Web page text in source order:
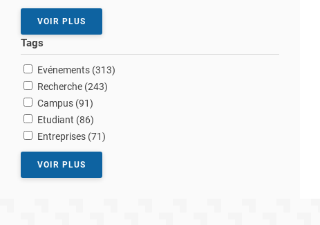
VOIR PLUS
Tags
Evénements (313résultats
)
Recherche (243résultats
)
Campus (91résultats
)
Etudiant (86résultats
)
Entreprises (71résultats
)
VOIR PLUS